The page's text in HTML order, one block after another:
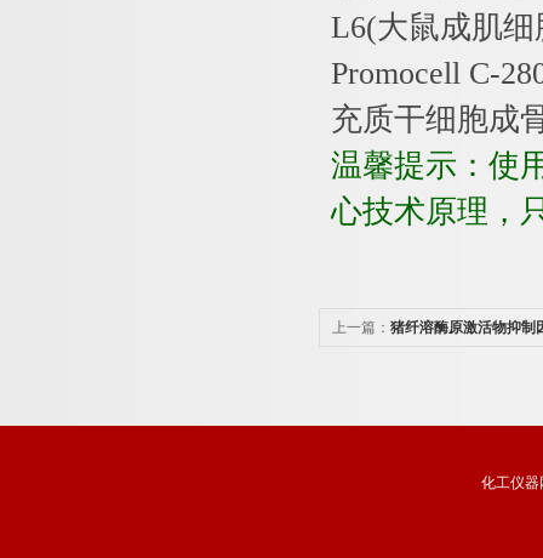
L6(大鼠成肌细
Promocell C-
充质干细胞成
温馨提示：使
心技术原理，
上一篇： 猪纤溶酶原激活物抑制
化工仪器